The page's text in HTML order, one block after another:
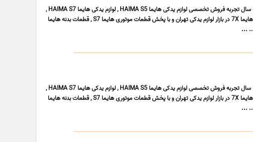
فروشگاه لوازم یدکی هایما استور با بیش از 5 سال تجربه فروش تخصصی لوازم یدکی هایما HAIMA S5 , لوازم یدکی هایما HAIMA S7 ,
لوازم یدکی HAIMA S8 و فروش لوازم یدکی هایما 7X در بازار لوازم یدکی تهران و با پخش قطعات موتوری هایما S7 , قطعات بدنه هایما
فروشگاه لوازم یدکی هایما استور با بیش از 5 سال تجربه فروش تخصصی لوازم یدکی هایما HAIMA S5 , لوازم یدکی هایما HAIMA S7 ,
لوازم یدکی HAIMA S8 و فروش لوازم یدکی هایما 7X در بازار لوازم یدکی تهران و با پخش قطعات موتوری هایما S7 , قطعات بدنه هایما